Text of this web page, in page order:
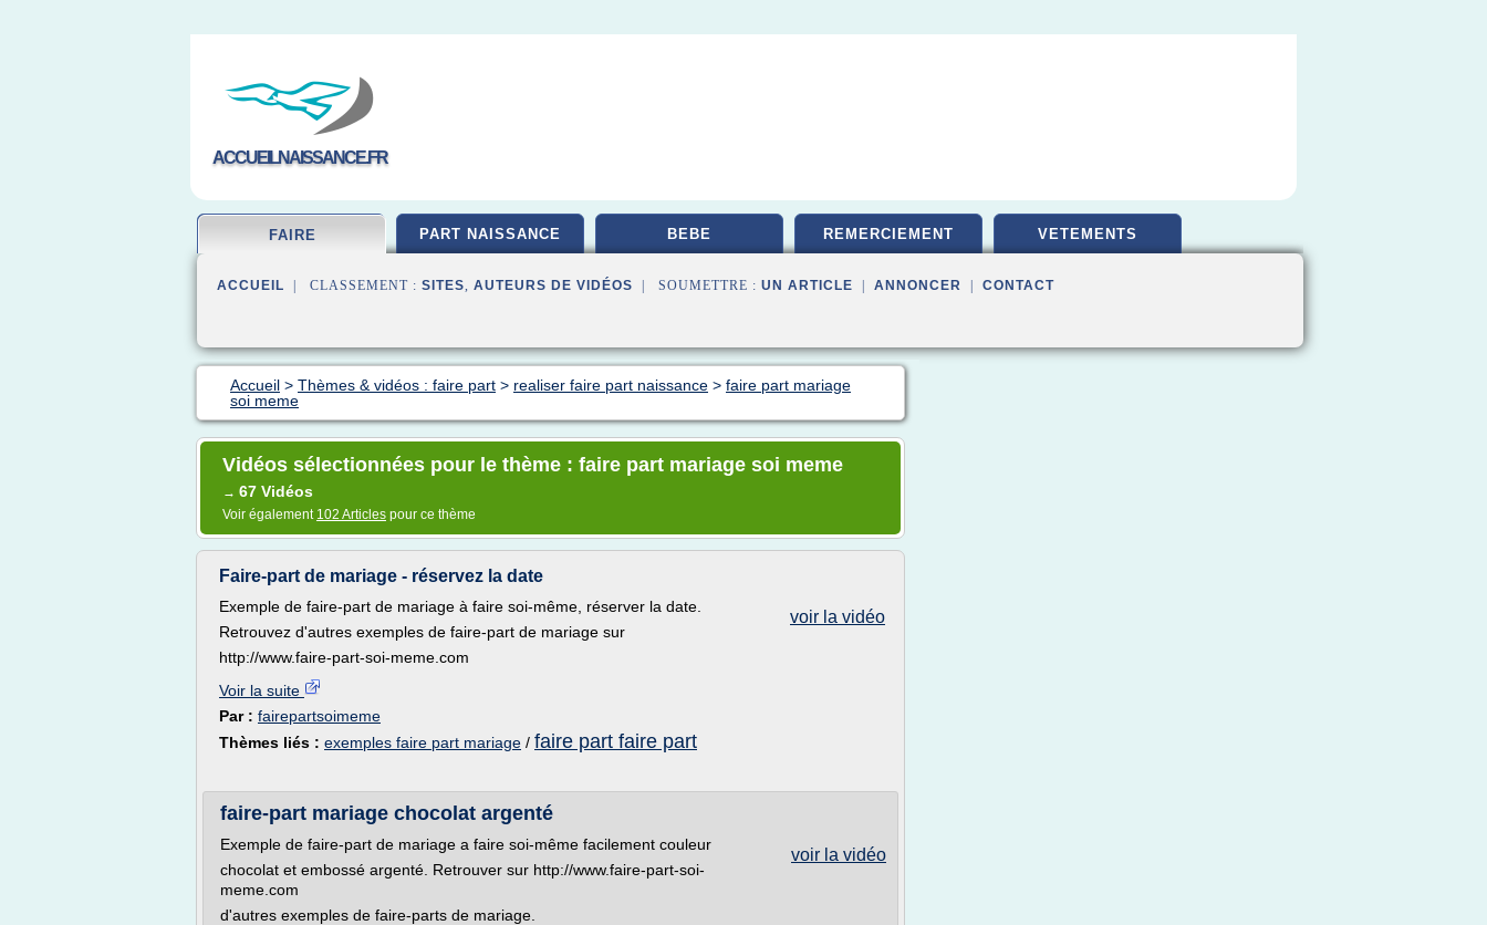
ACCUEILNAISSANCE.FR
FAIRE PART NAISSANCE BEBE REMERCIEMENT VETEMENTS
ACCUEIL | CLASSEMENT : SITES, AUTEURS DE VIDÉOS | SOUMETTRE : UN ARTICLE ANNONCER CONTACT
Accueil > Thèmes & vidéos : faire part > realiser faire part naissance > faire part mariage
soi meme
Vidéos sélectionnées pour le thème : faire part mariage soi meme
→ 67 Vidéos
Voir également 102 Articles pour ce thème
Faire-part de mariage - réservez la date
voir la vidéo
Exemple de faire-part de mariage à faire soi-même, réserver la date.
Retrouvez d'autres exemples de faire-part de mariage sur
http://www.faire-part-soi-meme.com
Voir la suite
Par : fairepartsoimeme
Thèmes liés : exemples faire part mariage / faire part faire part
faire-part mariage chocolat argenté
voir la vidéo
Exemple de faire-part de mariage a faire soi-même facilement couleur
chocolat et embossé argenté. Retrouver sur http://www.faire-part-soi-
meme.com
d'autres exemples de faire-parts de mariage.